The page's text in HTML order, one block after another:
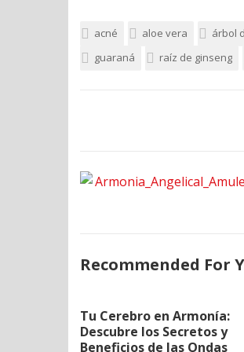
acné aloe vera árbol
guaraná
raíz de ginseng
Recommended For
Tu Cerebro en Armonía:
Descubre los Secretos y
Beneficios de las Ondas